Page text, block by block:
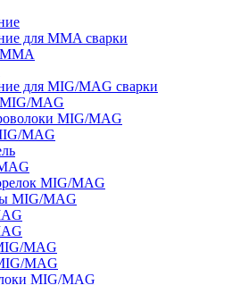
для MMA сварки
для MIG/MAG сварки
MAG
MIG/MAG
MAG
MIG/MAG
MIG/MAG
MAG
MAG
MIG/MAG